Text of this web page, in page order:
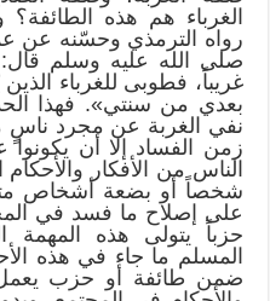
الغرباء هم هذه
رواه الترمذي وحسّنه عن
صلى الله عليه وسلم قال:
غريباً، فطوبى للغرباء
بعدي من سنتي». فهذا
نفي الغربة عن مجرد ناسٍ
زمن الفساد إلا أن
الناس من الأفكار
شخصاً أو بضعة أشخاص
على إصلاح ما فسد في
حزباً يتولى هذه
المسلم ما جاء في هذه
ضمن طائفة أو حزب يعمل